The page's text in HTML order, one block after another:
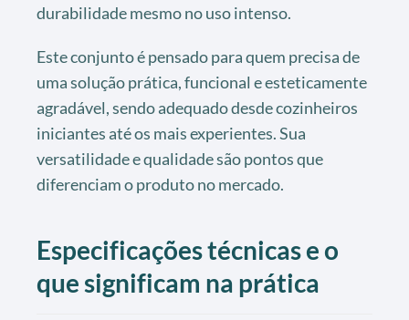
durabilidade mesmo no uso intenso.
Este conjunto é pensado para quem precisa de
uma solução prática, funcional e esteticamente
agradável, sendo adequado desde cozinheiros
iniciantes até os mais experientes. Sua
versatilidade e qualidade são pontos que
diferenciam o produto no mercado.
Especificações técnicas e o
que significam na prática